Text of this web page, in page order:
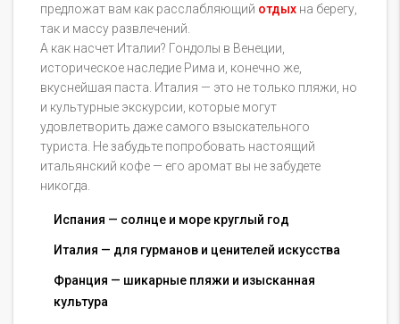
предложат вам как расслабляющий отдых на берегу,
так и массу развлечений.
А как насчет Италии? Гондолы в Венеции,
историческое наследие Рима и, конечно же,
вкуснейшая паста. Италия — это не только пляжи, но
и культурные экскурсии, которые могут
удовлетворить даже самого взыскательного
туриста. Не забудьте попробовать настоящий
итальянский кофе — его аромат вы не забудете
никогда.
Испания — солнце и море круглый год
Италия — для гурманов и ценителей искусства
Франция — шикарные пляжи и изысканная
культура